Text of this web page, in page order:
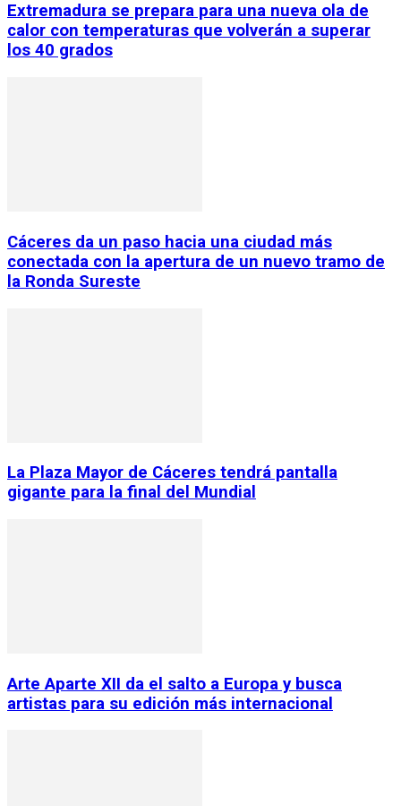
Extremadura se prepara para una nueva ola de
calor con temperaturas que volverán a superar
los 40 grados
Cáceres da un paso hacia una ciudad más
conectada con la apertura de un nuevo tramo de
la Ronda Sureste
La Plaza Mayor de Cáceres tendrá pantalla
gigante para la final del Mundial
Arte Aparte XII da el salto a Europa y busca
artistas para su edición más internacional